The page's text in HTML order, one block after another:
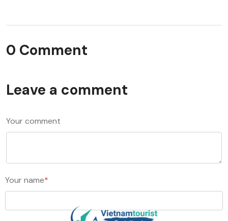
0 Comment
Leave a comment
Your comment
Your name*